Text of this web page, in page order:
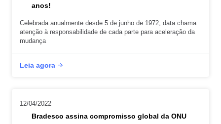
anos!
Celebrada anualmente desde 5 de junho de 1972, data chama
atenção à responsabilidade de cada parte para aceleração da
mudança
Leia agora
12/04/2022
Bradesco assina compromisso global da ONU